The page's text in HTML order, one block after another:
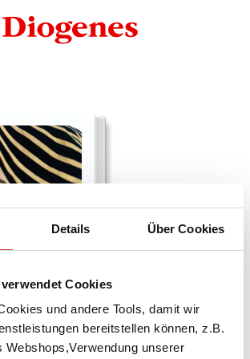
Details Über Cookies
Cookies
und andere Tools, damit wir
bereitstellen können, z.B.
Webshops,Verwendung unserer